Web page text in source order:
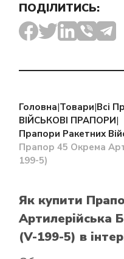
ПОДІЛИТИСЬ:
Головна|Товари|Всі
ВІЙСЬКОВІ ПРАПОРИ|
Прапори Ракетних
Прапор 45 Окрема
199-5)
Як купити
Артилерійська
(V-199-5) в